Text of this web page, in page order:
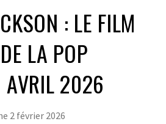
: LE FILM
LA POP
AVRIL 2026
2 février 2026